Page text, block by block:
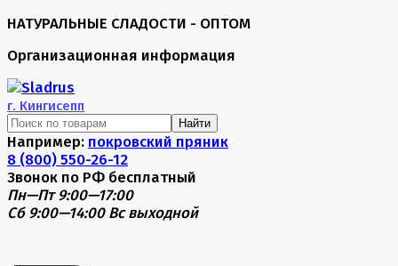
НАТУРАЛЬНЫЕ СЛАДОСТИ - ОПТОМ
Организационная информация
г. Кингисепп
Найти
Например: покровский пряник
8 (800) 550-26-12
Звонок по РФ бесплатный
Пн—Пт 9:00—17:00
Сб 9:00—14:00 Вс выходной